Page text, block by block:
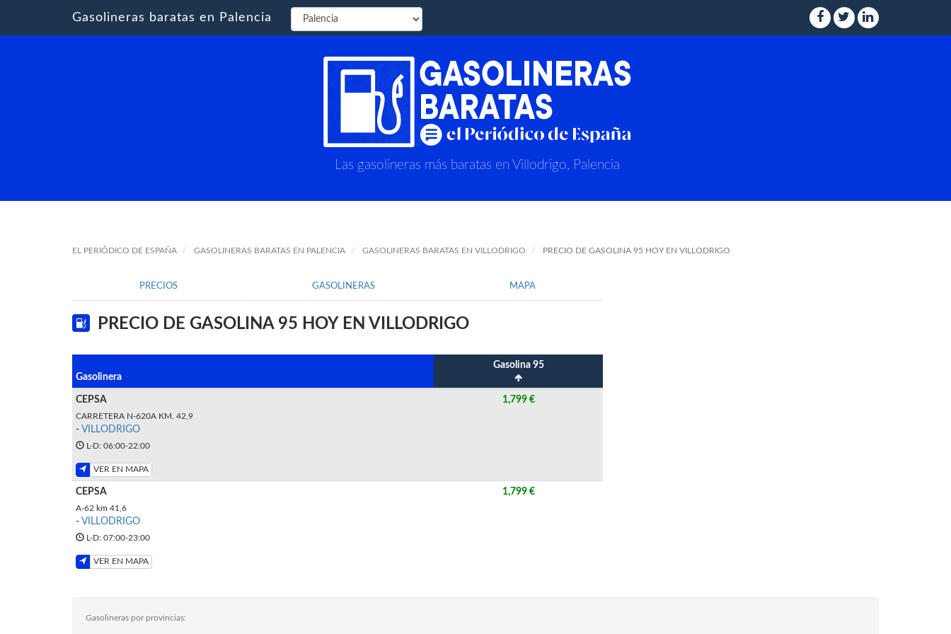
Gasolineras baratas en Palencia
Las gasolineras más baratas en Villodrigo, Palencia
EL PERIÓDICO DE ESPAÑA GASOLINERAS BARATAS EN PALENCIA GASOLINERAS BARATAS EN VILLODRIGO PRECIO DE GASOLINA 95 HOY EN VILLODRIGO
PRECIOS GASOLINERAS MAPA
PRECIO DE GASOLINA 95 HOY EN VILLODRIGO
Gasolinera
Gasolina 95
CEPSA
CARRETERA N-620A KM. 42,9
- VILLODRIGO
L-D: 06:00-22:00
VER EN MAPA
1,799 €
CEPSA
A-62 km 41,6
- VILLODRIGO
L-D: 07:00-23:00
VER EN MAPA
1,799 €
Gasolineras por provincias: